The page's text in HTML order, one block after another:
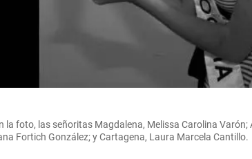
la foto, las señoritas Magdalena, Melissa Carolina
Fortich González; y Cartagena, Laura Marcela Cantillo.